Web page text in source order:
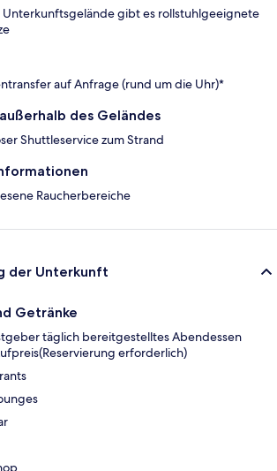
gibt es rollstuhlgeeignete
auf Anfrage (rund um die Uhr)*
des Geländes
Shuttleservice zum Strand
Raucherbereiche
der Unterkunft
Getränke
täglich bereitgestelltes Abendessen
erforderlich)